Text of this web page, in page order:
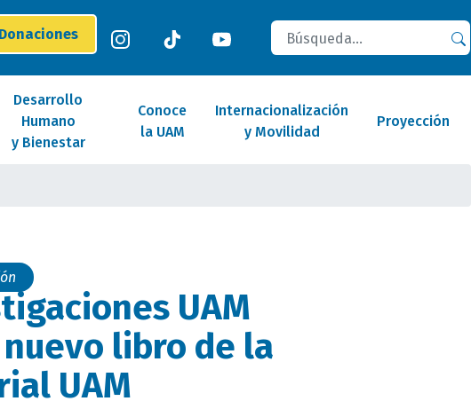
Donaciones
Buscar
Desarrollo
Humano
y Bienestar
Conoce
la UAM
Internacionalización
y Movilidad
Proyección
UAM
nuevo libro de la
UAM